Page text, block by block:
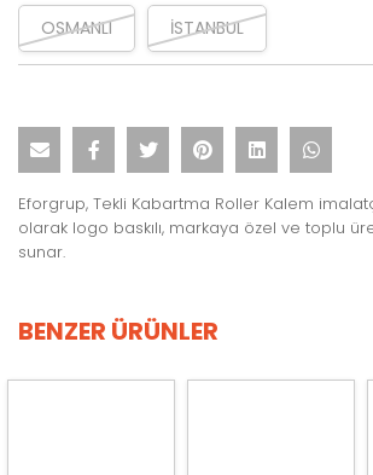
OSMANLI İSTANBUL
Eforgrup, Tekli Kabartma Roller Kalem
olarak logo baskılı, markaya özel ve toplu
sunar.
BENZER ÜRÜNLER